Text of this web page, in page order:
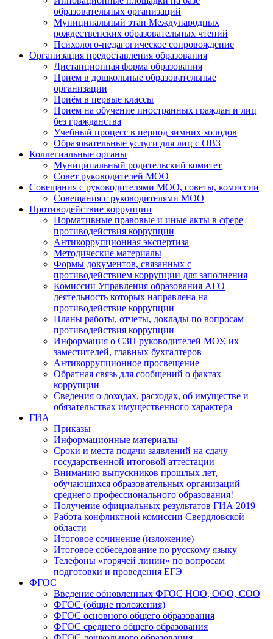
образовательных организаций
Муниципальный этап Международных
рождественских образовательных чтений
Психолого-педагогическое сопровождение
Организация предоставления образования
Дистанционная форма образования
Прием в дошкольные образовательные
организации
Приём в первые классы
Прием на обучение иностранных граждан и лиц
без гражданства
Учебный процесс в период зимних холодов
Образовательные услуги для лиц с ОВЗ
Коллегиальные органы
Муниципальный родительский комитет
Совет руководителей МОО
Совещания с руководителями МОО, советы, комиссии
Совещания с руководителями МОО
Противодействие коррупции
Нормативные правовые и иные акты в сфере
противодействия коррупции
Антикоррупционная экспертиза
Методические материалы
Формы документов, связанных с
противодействием коррупции для заполнения
Комиссии Управления образования АГО
деятельность которых направлена на
противодействие коррупции
Планы работы, отчеты, доклады по вопросам
противодействия коррупции
Информация о СЗП руководителей МОУ, их
заместителей, главных бухгалтеров
Антикоррупционное просвещение
Обратная связь для сообщений о фактах
коррупции
Сведения о доходах, расходах, об имуществе и
обязательствах имущественного характера
ГИА
Приказы
Информационные материалы
Сроки и места подачи заявлений на сдачу
государственной итоговой аттестации
Вниманию выпускников прошлых лет,
обучающихся образовательных организаций
среднего профессионального образования!
Получение официальных результатов ГИА 2019
Работа конфликтной комиссии Свердловской
области
Итоговое сочинение (изложение)
Итоговое собеседование по русскому языку
Телефоны «горячей линии» по вопросам
подготовки и проведения ЕГЭ
ФГОС
Введение обновленных ФГОС НОО, ООО, СОО
ФГОС (общие положения)
ФГОС основного общего образования
ФГОС среднего общего образования